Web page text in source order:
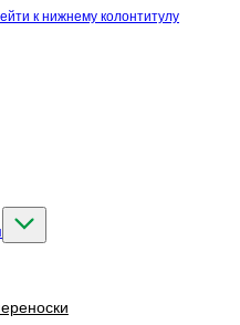
к нижнему колонтитулу